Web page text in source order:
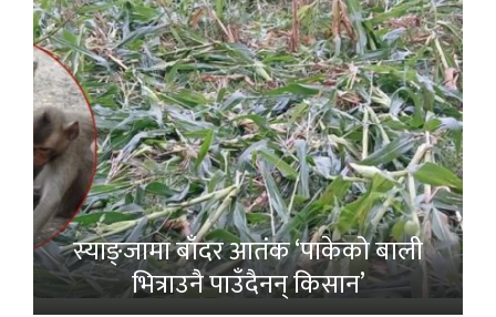
स्याङ्जामा बाँदर आतंक ‘पाकेको बाली
भित्राउनै पाउँदैनन् किसान’